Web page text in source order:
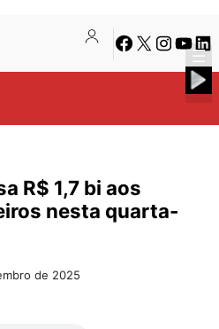
Facebook
X Instagram
R$ 1,7 bi aos
nesta quarta-
de 2025